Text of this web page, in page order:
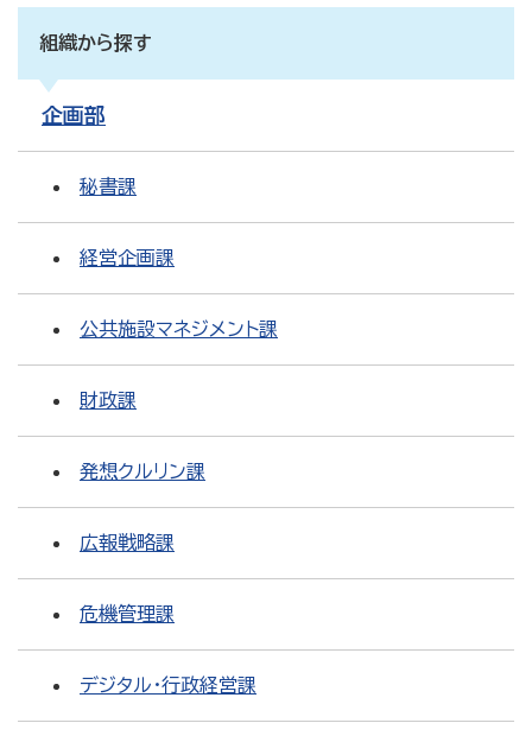
組織から探す
企画部
秘書課
経営企画課
公共施設マネジメント課
財政課
発想クルリン課
広報戦略課
危機管理課
デジタル・行政経営課